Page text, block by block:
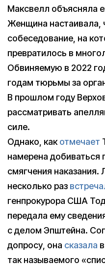
Максвелл объясняла
Женщина настаивала,
собеседование, на
превратилось в
Обвиняемую в 2022
годам тюрьмы за
В прошлом году
рассматривать
силе.
Однако, какотмечает
намерена добиваться
смягчения
несколько раз
генпрокурора США
передала ему
с делом Эпштейна.
допросу, она сказала
так называемого